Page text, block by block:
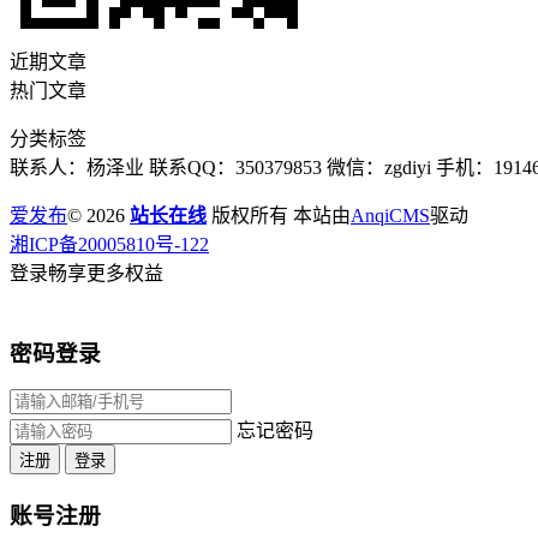
近期文章
热门文章
分类标签
联系人：杨泽业 联系QQ：350379853 微信：zgdiyi 手机：
爱发布© 2026 站长在线 版权所有 本站由AnqiCMS驱动
湘ICP备20005810号-122
登录畅享更多权益
密码登录
忘记密码
注册 登录
账号注册